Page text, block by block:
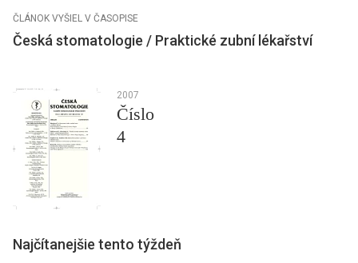
ČLÁNOK VYŠIEL V ČASOPISE
Česká stomatologie / Praktické zubní lékařství
2007
Číslo
4
Najčítanejšie tento týždeň